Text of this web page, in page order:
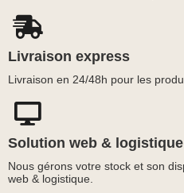
Livraison express
Livraison en 24/48h pour les
Solution web & logistique
Nous gérons votre stock et son
web & logistique.